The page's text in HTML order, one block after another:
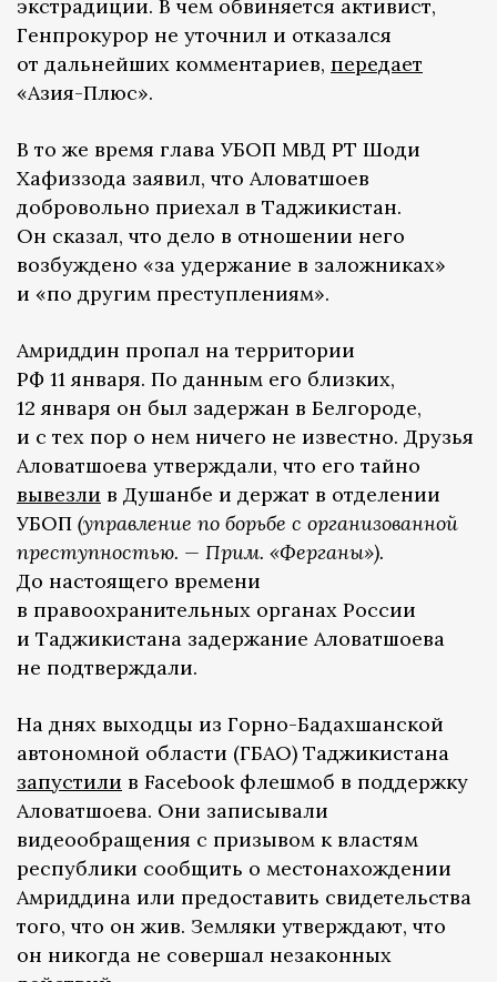
экстрадиции. В чем обвиняется активист,
Генпрокурор не уточнил и отказался
от дальнейших комментариев, передает
«Азия-Плюс».
В то же время глава УБОП МВД РТ Шоди
Хафиззода заявил, что Аловатшоев
добровольно приехал в Таджикистан.
Он сказал, что дело в отношении него
возбуждено «за удержание в заложниках»
и «по другим преступлениям».
Амриддин пропал на территории
РФ 11 января. По данным его близких,
12 января он был задержан в Белгороде,
и с тех пор о нем ничего не известно. Друзья
Аловатшоева утверждали, что его тайно
вывезли в Душанбе и держат в отделении
УБОП (управление по борьбе с организованной
преступностью. — Прим. «Ферганы»).
До настоящего времени
в правоохранительных органах России
и Таджикистана задержание Аловатшоева
не подтверждали.
На днях выходцы из Горно-Бадахшанской
автономной области (ГБАО) Таджикистана
запустили в Facebook флешмоб в поддержку
Аловатшоева. Они записывали
видеообращения с призывом к властям
республики сообщить о местонахождении
Амриддина или предоставить свидетельства
того, что он жив. Земляки утверждают, что
он никогда не совершал незаконных